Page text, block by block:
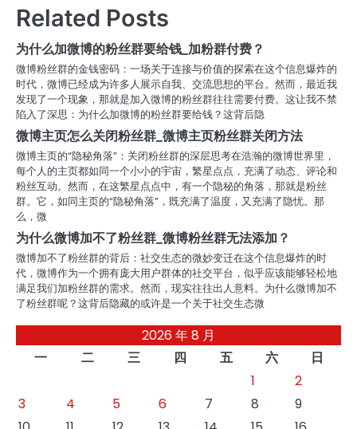
航
Related Posts
为什么加微博的粉丝群要给钱_加粉群付费？
微博粉丝群的金钱密码：一场关于连接与价值的探索在这个信息爆炸的
时代，微博已经成为许多人展示自我、交流思想的平台。然而，最近我
发现了一个现象，那就是加入微博的粉丝群往往需要付费。这让我不禁
陷入了深思：为什么加微博的粉丝群要给钱？这背后隐
微博主页怎么关闭粉丝群_微博主页粉丝群关闭方法
微博主页的“隐秘角落”：关闭粉丝群的深层思考在浩瀚的微博世界里，
每个人的主页都如同一个小小的宇宙，繁星点点，充满了动态、评论和
粉丝互动。然而，在这繁星点点中，有一个隐秘的角落，那就是粉丝
群。它，如同主页的“隐秘角落”，既充满了温度，又充满了隐忧。那
么，微
为什么微博加不了粉丝群_微博粉丝群无法添加？
微博加不了粉丝群的背后：社交生态的微妙变迁在这个信息爆炸的时
代，微博作为一个拥有庞大用户群体的社交平台，似乎应该能够轻松地
满足我们加粉丝群的需求。然而，现实往往出人意料。为什么微博加不
了粉丝群呢？这背后隐藏的或许是一个关于社交生态微
2026 年 8 月
一
二 三 四 五 六
日
1
2
3
4 5 6 7 8
9